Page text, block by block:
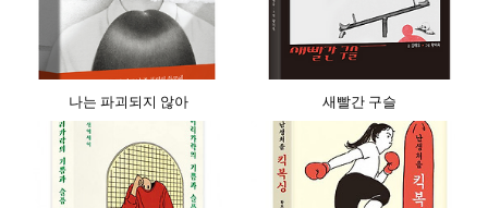
나는 파괴되지 않아 새빨간 구슬